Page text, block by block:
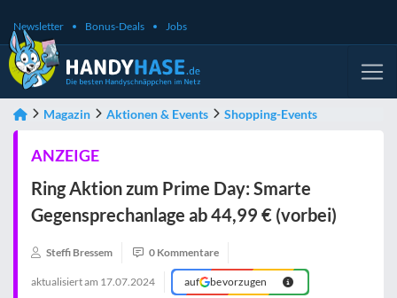
Newsletter Bonus-Deals Jobs
Magazin Aktionen & Events Shopping-Events
ANZEIGE
Ring Aktion zum Prime Day: Smarte
Gegensprechanlage ab 44,99 € (vorbei)
Steffi Bressem 0 Kommentare
aktualisiert am 17.07.2024 auf bevorzugen